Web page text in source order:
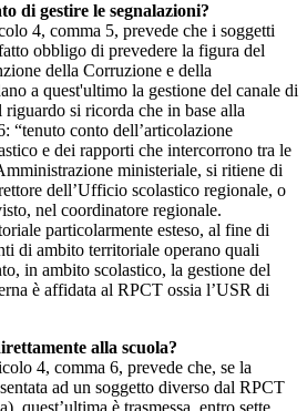
di gestire le segnalazioni?
4, comma 5, prevede che i soggetti
obbligo di prevedere la figura del
della Corruzione e della
a quest'ultimo la gestione del canale di
si ricorda che in base alla
“tenuto conto dell’articolazione
e dei rapporti che intercorrono tra le
ministeriale, si ritiene di
dell’Ufficio scolastico regionale, o
nel coordinatore regionale.
particolarmente esteso, al fine di
di ambito territoriale operano quali
in ambito scolastico, la gestione del
è affidata al RPCT ossia l’USR di
alla scuola?
4, comma 6, prevede che, se la
ad un soggetto diverso dal RPCT